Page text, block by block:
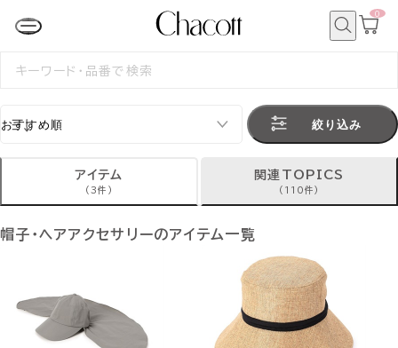
カ
0
検
絞り込み
アイテム
(3件)
関連TOPICS
(110件)
帽子・ヘアアクセサリーのアイテム一覧